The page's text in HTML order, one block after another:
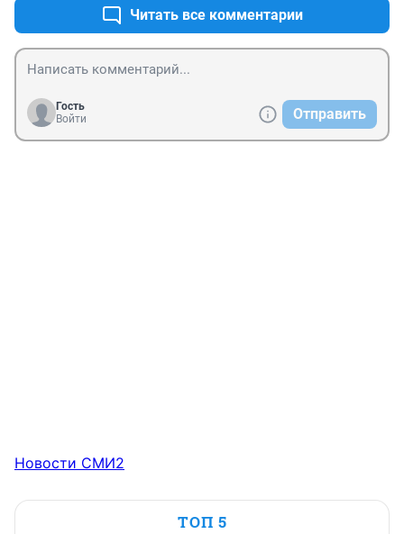
защитником?
Читать все комментарии
Гость
Войти
Отправить
Новости СМИ2
ТОП 5